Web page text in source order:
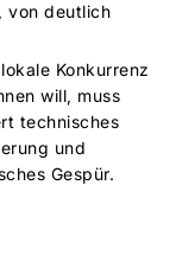
von deutlich
Konkurrenz
will, muss
technisches
und
Gespür.